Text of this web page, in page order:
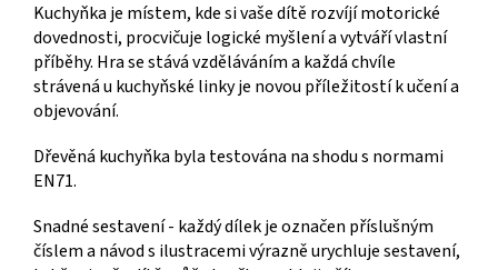
Kuchyňka je místem, kde si vaše dítě rozvíjí motorické
dovednosti, procvičuje logické myšlení a vytváří vlastní
příběhy. Hra se stává vzděláváním a každá chvíle
strávená u kuchyňské linky je novou příležitostí k učení a
objevování.
Dřevěná kuchyňka byla testována na shodu s normami
EN71.
Snadné sestavení - každý dílek je označen příslušným
číslem a návod s ilustracemi výrazně urychluje sestavení,